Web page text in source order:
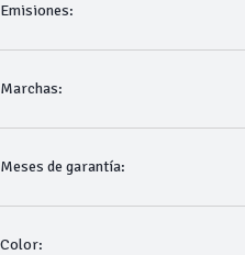
Emisiones:
Marchas:
Meses de garantía:
Color: